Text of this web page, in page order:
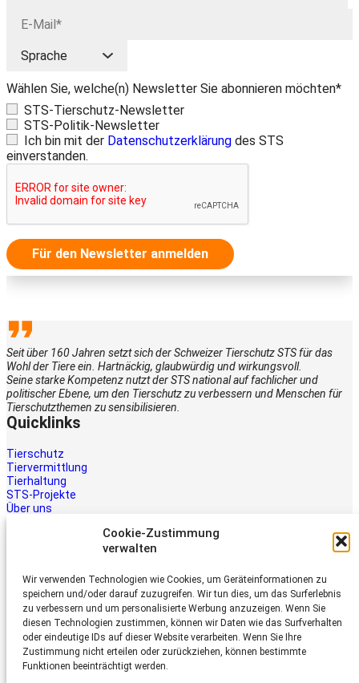
Cookie-Zustimmung
verwalten
Wir verwenden Technologien wie Cookies, um Geräteinformationen zu
speichern und/oder darauf zuzugreifen. Wir tun dies, um das Surferlebnis
zu verbessern und um personalisierte Werbung anzuzeigen. Wenn Sie
diesen Technologien zustimmen, können wir Daten wie das Surfverhalten
oder eindeutige IDs auf dieser Website verarbeiten. Wenn Sie Ihre
Zustimmung nicht erteilen oder zurückziehen, können bestimmte
Funktionen beeinträchtigt werden.
Wählen Sie, welche(n) Newsletter Sie abonnieren möchten*
STS-Tierschutz-Newsletter
STS-Politik-Newsletter
Ich bin mit der Datenschutzerklärung des STS
einverstanden.
Für den Newsletter anmelden
Seit über 160 Jahren setzt sich der Schweizer Tierschutz STS für das
Wohl der Tiere ein. Hartnäckig, glaubwürdig und wirkungsvoll.
Seine starke Kompetenz nutzt der STS national auf fachlicher und
politischer Ebene, um den Tierschutz zu verbessern und Menschen für
Tierschutzthemen zu sensibilisieren.
Quicklinks
Tierschutz
Tiervermittlung
Tierhaltung
STS-Projekte
Über uns
Tiere brauchen Hilfe – auch Ihre.
Unterstützen Sie die Arbeit des
Schweizer Tierschutz STS.
Jetzt spenden
Schweizer Tierschutz STS